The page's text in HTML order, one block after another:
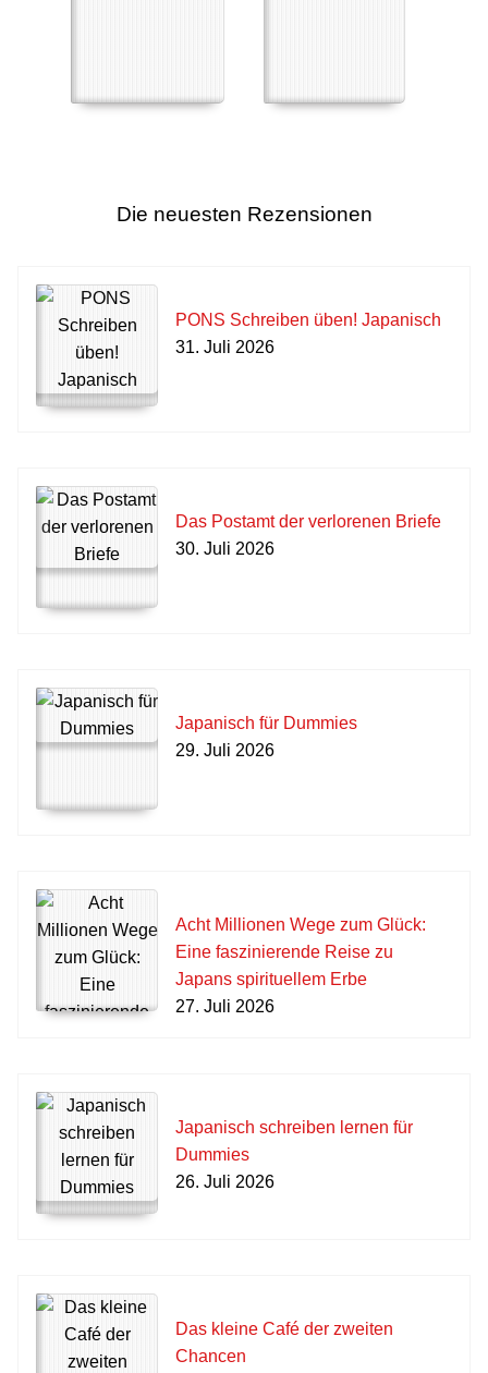
Die neuesten Rezensionen
PONS Schreiben üben! Japanisch
31. Juli 2026
Das Postamt der verlorenen Briefe
30. Juli 2026
Japanisch für Dummies
29. Juli 2026
Acht Millionen Wege zum Glück:
Eine faszinierende Reise zu
Japans spirituellem Erbe
27. Juli 2026
Japanisch schreiben lernen für
Dummies
26. Juli 2026
Das kleine Café der zweiten
Chancen